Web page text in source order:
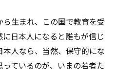
生まれ、この国で教育を受
日本人になると誰もが信じ
人なら、当然、保守的にな
ているのが、いまの若者た